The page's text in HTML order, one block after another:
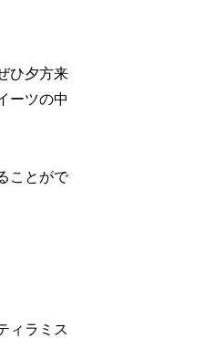
ひ夕方来
ーツの中
ことがで
ィラミス